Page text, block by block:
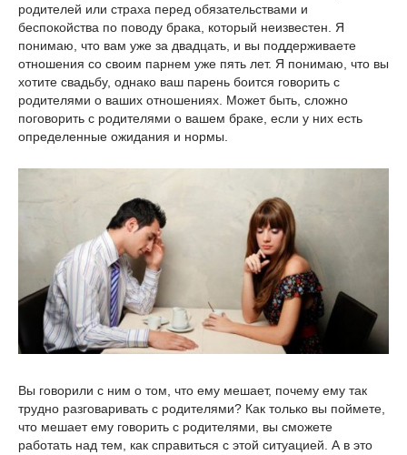
родителей или страха перед обязательствами и
беспокойства по поводу брака, который неизвестен. Я
понимаю, что вам уже за двадцать, и вы поддерживаете
отношения со своим парнем уже пять лет. Я понимаю, что вы
хотите свадьбу, однако ваш парень боится говорить с
родителями о ваших отношениях. Может быть, сложно
поговорить с родителями о вашем браке, если у них есть
определенные ожидания и нормы.
Вы говорили с ним о том, что ему мешает, почему ему так
трудно разговаривать с родителями? Как только вы поймете,
что мешает ему говорить с родителями, вы сможете
работать над тем, как справиться с этой ситуацией. А в это